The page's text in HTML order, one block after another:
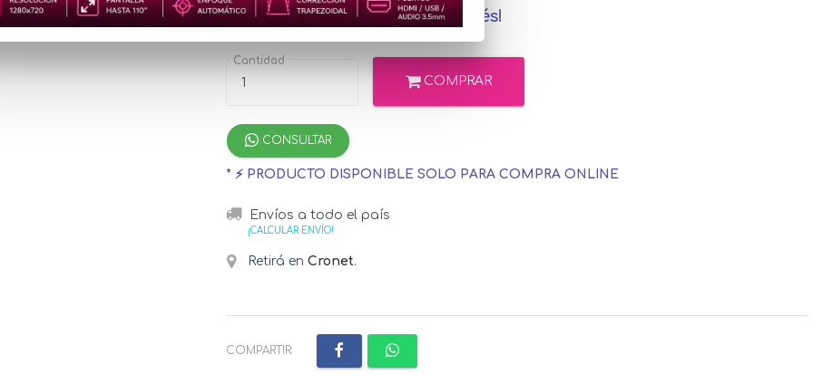
¡Hasta 12 cuotas sin interés!
Cantidad
COMPRAR
CONSULTAR
* ⚡ PRODUCTO DISPONIBLE SOLO PARA COMPRA ONLINE
Envíos a todo el país
¡CALCULAR ENVÍO!
Retirá en Cronet.
COMPARTIR: